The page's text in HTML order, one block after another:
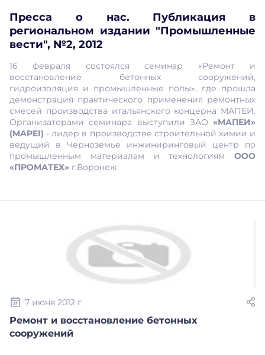
Пресса о нас. Публикация в
региональном издании "Промышленные
вести", №2, 2012
16 февраля состоялся семинар «Ремонт и
восстановление бетонных сооружений,
гидроизоляция и промышленные полы», где прошла
демонстрация практического применения ремонтных
смесей производства итальянского концерна МАПЕИ.
Организаторами семинара выступили ЗАО «МАПЕИ»
(MAPEI) - лидер в производстве строительной химии и
ведущий в Черноземье инжиниринговый центр по
промышленным материалам и технологиям ООО
«ПРОМАТЕХ» г.Воронеж.
7 июня 2012 г.
Ремонт и восстановление бетонных
сооружений